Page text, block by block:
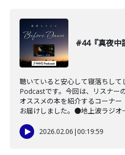
#44『真夜中
聴いていると安心して寝落ちし
Podcastです。今回は、リスナー
オススメの本を紹介するコーナ
お届けしました。●地上波ラジオ
2026.02.06 |00:19:59